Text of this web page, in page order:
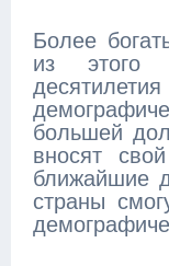
Более
из этого
большей
вносят
ближайшие
страны